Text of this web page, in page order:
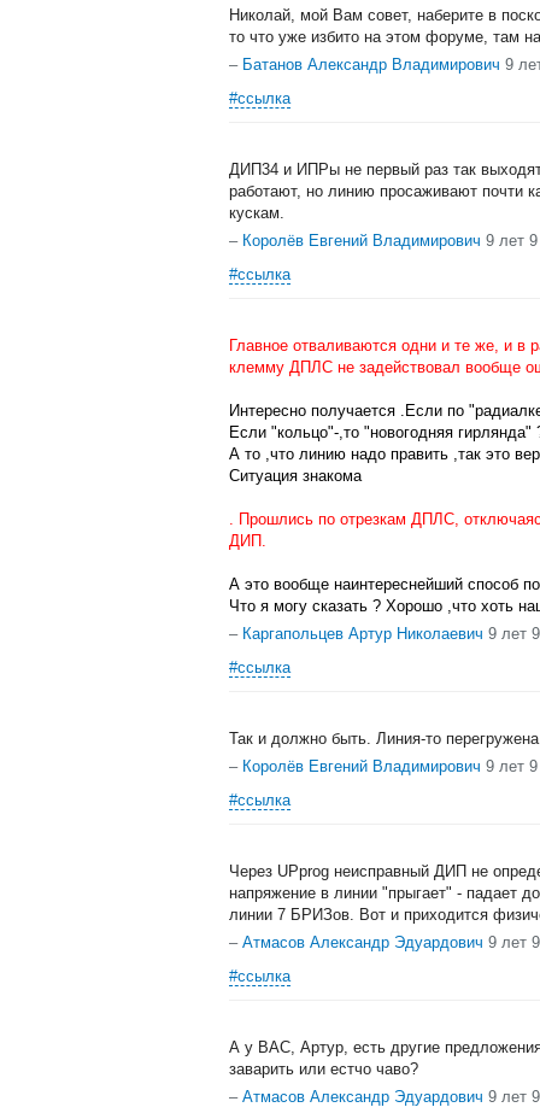
Николай, мой Вам совет, наберите в
то что уже избито на этом форуме, там
– Батанов Александр Владимирович 9
#ссылка
ДИП34 и ИПРы не первый раз так
работают, но линию просаживают почти
кускам.
– Королёв Евгений Владимирович 9 лет
#ссылка
Главное отваливаются одни и те же, и в
клемму ДПЛС не задействовал вообще
Интересно получается .Если по
Если "кольцо"-,то "новогодняя гирлянда"
А то ,что линию надо править ,так это
Ситуация знакома
. Прошлись по отрезкам ДПЛС,
ДИП.
А это вообще наинтереснейший способ
Что я могу сказать ? Хорошо ,что хоть
– Каргапольцев Артур Николаевич 9 лет
#ссылка
Так и должно быть. Линия-то
– Королёв Евгений Владимирович 9 лет
#ссылка
Через UPprog неисправный ДИП не
напряжение в линии "прыгает" - падает
линии 7 БРИЗов. Вот и приходится
– Атмасов Александр Эдуардович 9 лет
#ссылка
А у ВАС, Артур, есть другие
заварить или естчо чаво?
– Атмасов Александр Эдуардович 9 лет